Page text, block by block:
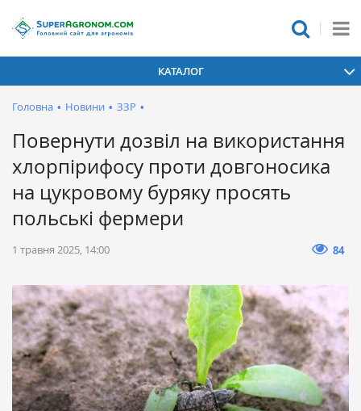
КАТАЛОГ
Головна • Новини • ЗЗР •
Повернути дозвіл на використання
хлорпірифосу проти довгоносика
на цукровому буряку просять
польські фермери
1 травня 2025, 14:00 84